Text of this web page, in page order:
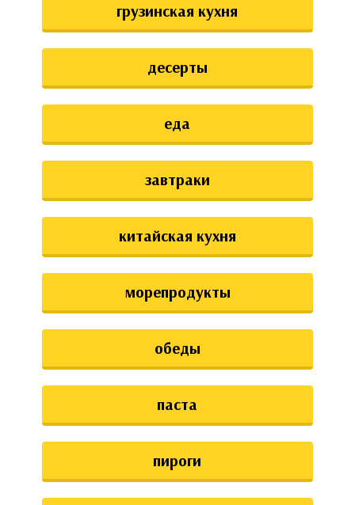
грузинская кухня
десерты
еда
завтраки
китайская кухня
морепродукты
обеды
паста
пироги